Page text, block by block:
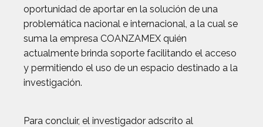
oportunidad de aportar en la solución de una
problemática nacional e internacional, a la cual se
suma la empresa COANZAMEX quién
actualmente brinda soporte facilitando el acceso
y permitiendo el uso de un espacio destinado a la
investigación.
Para concluir, el investigador adscrito al